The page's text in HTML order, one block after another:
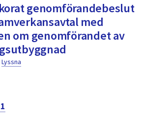
för
att
välja
något
genomförandebeslut
med
om genomförandet av
Lyssna